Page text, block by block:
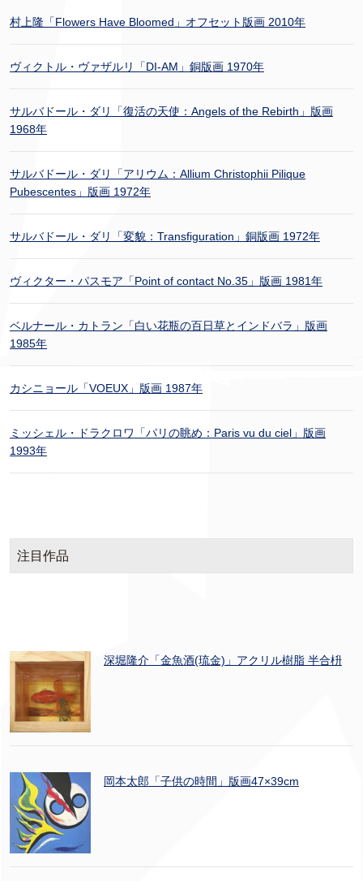
村上隆「Flowers Have Bloomed」オフセット版画 2010年
ヴィクトル・ヴァザルリ「DI-AM」銅版画 1970年
サルバドール・ダリ「復活の天使：Angels of the Rebirth」版画
1968年
サルバドール・ダリ「アリウム：Allium Christophii Pilique
Pubescentes」版画 1972年
サルバドール・ダリ「変貌：Transfiguration」銅版画 1972年
ヴィクター・パスモア「Point of contact No.35」版画 1981年
ベルナール・カトラン「白い花瓶の百日草とインドバラ」版画
1985年
カシニョール「VOEUX」版画 1987年
ミッシェル・ドラクロワ「パリの眺め：Paris vu du ciel」版画
1993年
注目作品
深堀隆介「金魚酒(琉金)」アクリル樹脂 半合枡
岡本太郎「子供の時間」版画47×39cm